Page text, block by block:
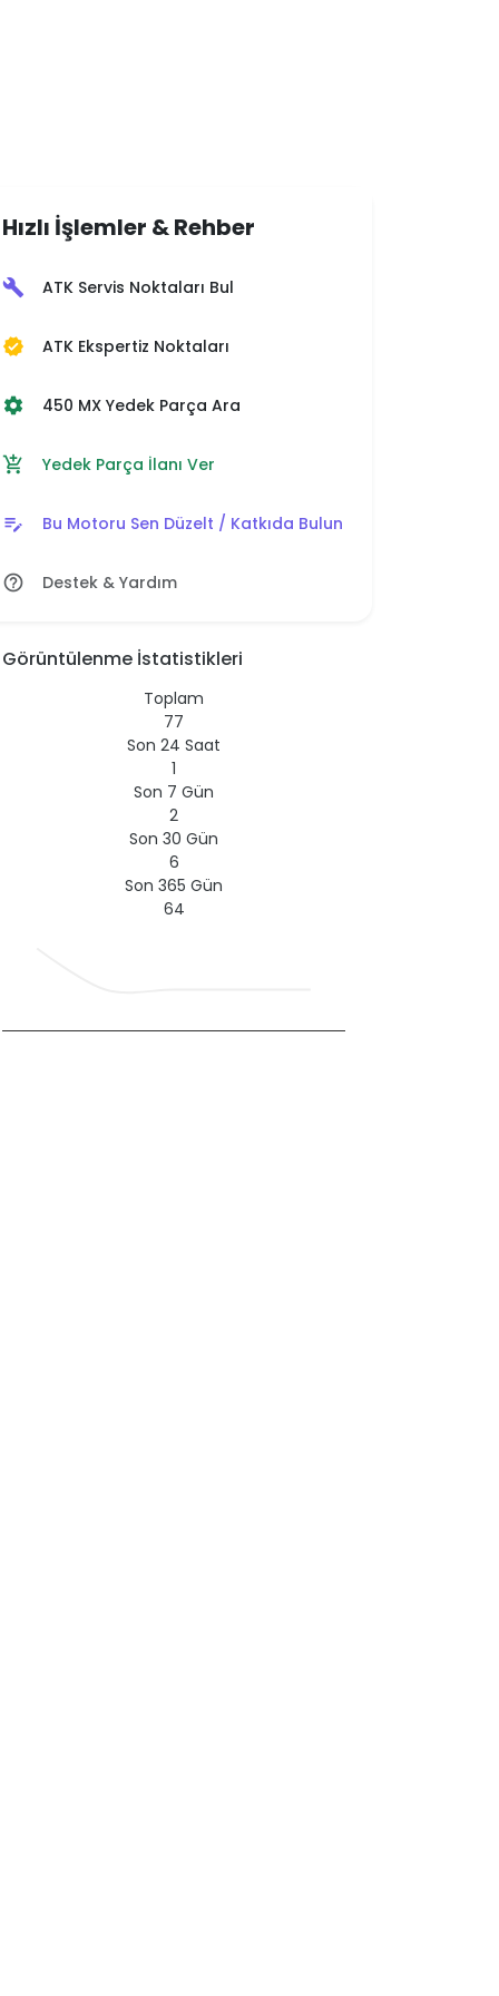
Hızlı İşlemler & Rehber
build ATK Servis Noktaları Bul
verified ATK Ekspertiz Noktaları
settings 450 MX Yedek Parça Ara
add_shopping_cart Yedek Parça İlanı Ver
edit_note Bu Motoru Sen Düzelt / Katkıda Bulun
help_outline Destek & Yardım
Görüntülenme İstatistikleri
Toplam
77
Son 24 Saat
1
Son 7 Gün
2
Son 30 Gün
6
Son 365 Gün
64